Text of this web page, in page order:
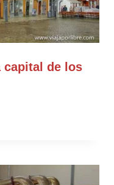
capital de los